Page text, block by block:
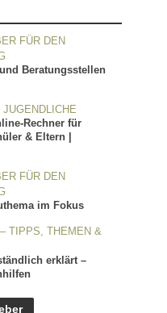
FÜR DEN
Beratungsstellen
Rechner für
& Eltern |
FÜR DEN
im Fokus
TIPPS, THEMEN &
erklärt –